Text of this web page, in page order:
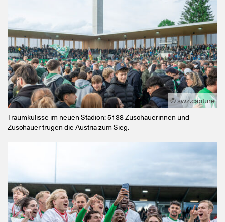
© swz.capture
Traumkulisse im neuen Stadion: 5138 Zuschauerinnen und
Zuschauer trugen die Austria zum Sieg.